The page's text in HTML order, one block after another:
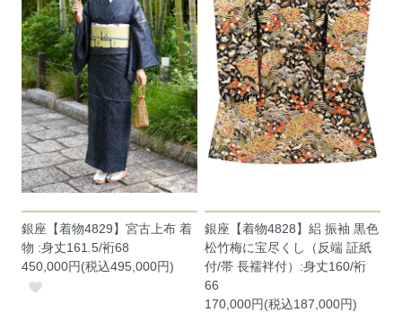
銀座【着物4829】宮古上布 着
物 :身丈161.5/裄68
450,000円(税込495,000円)
銀座【着物4828】絽 振袖 黒色
松竹梅に宝尽くし（反端 証紙
付/帯 長襦袢付）:身丈160/裄
66
170,000円(税込187,000円)